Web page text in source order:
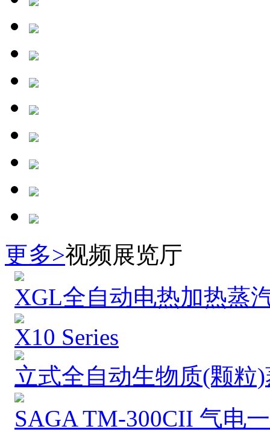
更多>视频展览厅
XGL全自动电热加热蒸
X10 Series
立式全自动生物质(颗粒)
SAGA TM-300CII 气电